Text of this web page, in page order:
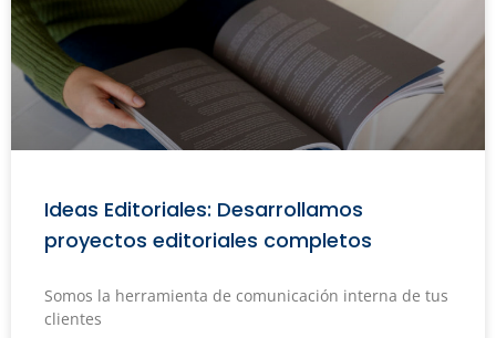
Ideas Editoriales: Desarrollamos
proyectos editoriales completos
Somos la herramienta de comunicación interna de tus
clientes